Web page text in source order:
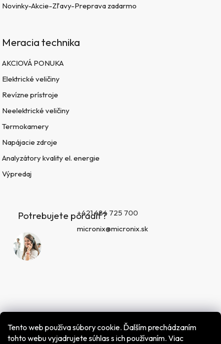
Tento web používa súbory cookie. Ďalším prechádzaním
tohto webu vyjadrujete súhlas s ich používaním. Viac
Novinky-Akcie-Zľavy-Preprava zadarmo
Meracia technika
AKCIOVÁ PONUKA
Elektrické veličiny
Revízne prístroje
Neelektrické veličiny
Termokamery
Napájacie zdroje
Analyzátory kvality el. energie
Výpredaj
Potrebujete poradiť?+421 484 725 700
micronix@micronix.sk